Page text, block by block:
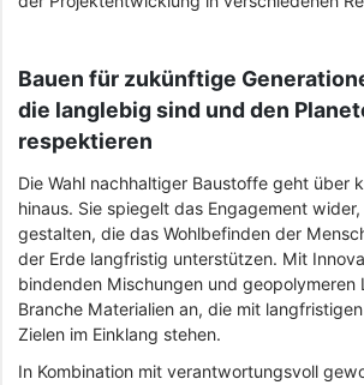
Bauen für zukünftige
die langlebig sind und den
respektieren
Die Wahl nachhaltiger Baustoffe geht über
hinaus. Sie spiegelt das Engagement wider,
gestalten, die das Wohlbefinden der
der Erde langfristig unterstützen. Mit
bindenden Mischungen und geopolymeren
Branche Materialien an, die mit
Zielen im Einklang stehen.
In Kombination mit verantwortungsvoll